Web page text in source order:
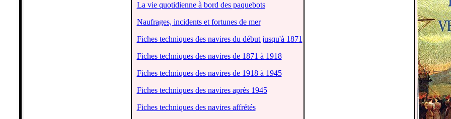
La vie quotidienne à bord des paquebots
Naufrages, incidents et fortunes de mer
Fiches techniques des navires du début jusqu'à 1871
Fiches techniques des navires de 1871 à 1918
Fiches techniques des navires de 1918 à 1945
Fiches techniques des navires après 1945
Fiches techniques des navires affrétés